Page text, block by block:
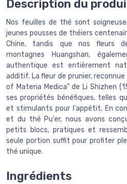
Description du
Nos feuilles de thé sont
jeunes pousses de théiers
Chine, tandis que nos fleurs
montagnes Huangshan,
authentique est entièrement
additif. La fleur de prunier,
of Materia Medica" de Li Shizhen
ses propriétés bénéfiques, telles
et stimulants pour l'appétit. En
et du thé Pu'er, nous avons
petits blocs, pratiques et
seule portion suffit pour profiter
thé unique.
Ingrédients